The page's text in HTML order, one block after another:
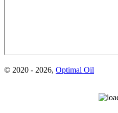
© 2020 - 2026, Optimal Oil